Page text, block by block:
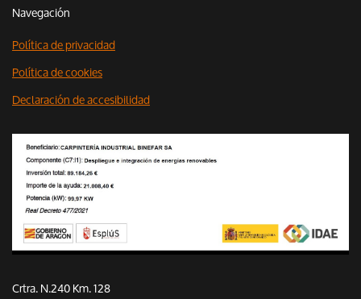
Navegación
Política de privacidad
Política de cookies
Declaración de accesibilidad
Crtra. N.240 Km. 128